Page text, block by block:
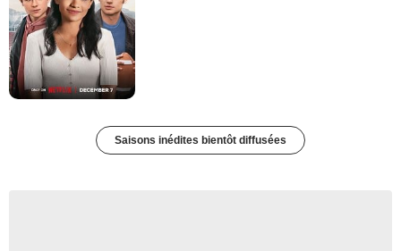
Saisons inédites bientôt diffusées